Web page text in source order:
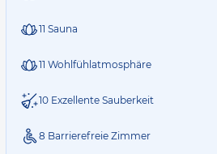
11 Sauna
11 Wohlfühlatmosphäre
10 Exzellente Sauberkeit
8 Barrierefreie Zimmer